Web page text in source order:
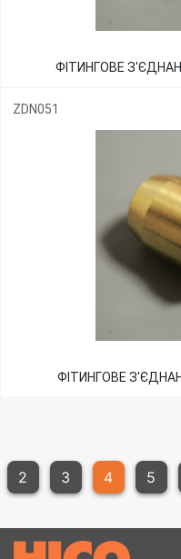
ФІТИНГОВЕ
ZDN051
ФІТИНГОВЕ
2 3 4 5